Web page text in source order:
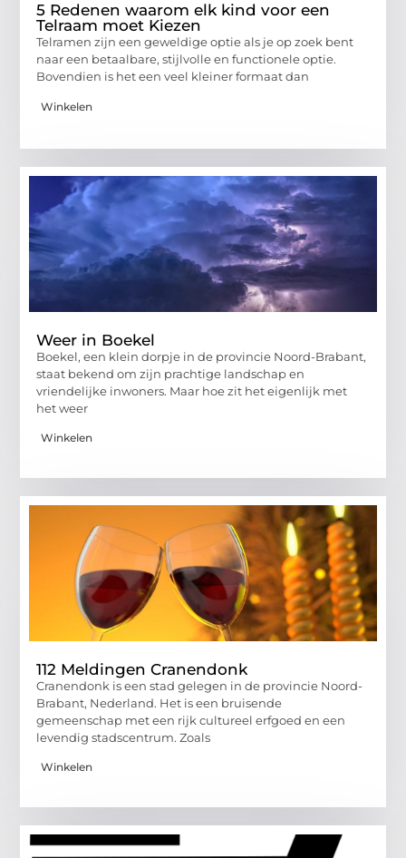
5 Redenen waarom elk kind voor een
Telraam moet Kiezen
Telramen zijn een geweldige optie als je op zoek bent
naar een betaalbare, stijlvolle en functionele optie.
Bovendien is het een veel kleiner formaat dan
Winkelen
Weer in Boekel
Boekel, een klein dorpje in de provincie Noord-Brabant,
staat bekend om zijn prachtige landschap en
vriendelijke inwoners. Maar hoe zit het eigenlijk met
het weer
Winkelen
112 Meldingen Cranendonk
Cranendonk is een stad gelegen in de provincie Noord-
Brabant, Nederland. Het is een bruisende
gemeenschap met een rijk cultureel erfgoed en een
levendig stadscentrum. Zoals
Winkelen